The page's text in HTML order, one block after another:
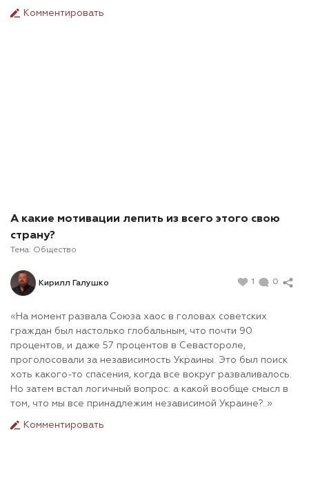
Комментировать
А какие мотивации лепить из всего этого свою
страну?
Тема: Общество
Кирилл Галушко 1 0
«На момент развала Союза хаос в головах советских
граждан был настолько глобальным, что почти 90
процентов, и даже 57 процентов в Севастороле,
проголосовали за независимость Украины. Это был поиск
хоть какого-то спасения, когда все вокруг разваливалось.
Но затем встал логичный вопрос: а какой вообще смысл в
том, что мы все принадлежим независимой Украине?..»
Комментировать